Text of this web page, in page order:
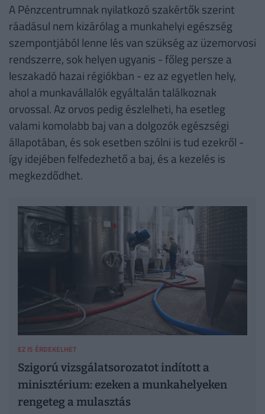
A Pénzcentrumnak nyilatkozó szakértők szerint
ráadásul nem kizárólag a munkahelyi egészség
szempontjából lenne lés van szükség az üzemorvosi
rendszerre, sok helyen ugyanis - főleg persze a
leszakadó hazai régiókban - ez az egyetlen hely,
ahol a munkavállalók egyáltalán találkoznak
orvossal. Az orvos pedig észlelheti, ha esetleg
valami komolabb baj van a dolgozók egészségi
állapotában, és sok esetben szólni is tud ezekről -
így idejében felfedezhető a baj, és a kezelés is
megkezdődhet.
EZ IS ÉRDEKELHET
Szigorú vizsgálatsorozatot indított a
minisztérium: ezeken a munkahelyeken
rengeteg a mulasztás